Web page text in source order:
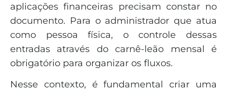
aplicações financeiras precisam constar no
documento. Para o administrador que atua
como pessoa física, o controle dessas
entradas através do carnê-leão mensal é
obrigatório para organizar os fluxos.
Nesse contexto, é fundamental criar uma